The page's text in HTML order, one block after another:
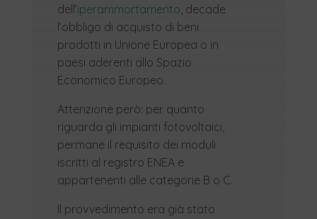
dell’iperammortamento, decade
l’obbligo di acquisto di beni
prodotti in Unione Europea o in
paesi aderenti allo Spazio
Economico Europeo.
Attenzione però: per quanto
riguarda gli impianti fotovoltaici,
permane il requisito dei moduli
iscritti al registro ENEA e
appartenenti alle categorie B o C.
Il provvedimento era già stato